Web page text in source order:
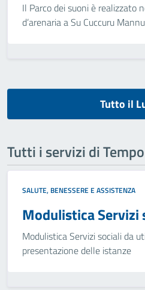
Il Parco dei suoni è realizzato
d’arenaria a Su Cuccuru
Tutto il
Tutti i servizi di
SALUTE, BENESSERE E ASSISTENZA
Modulistica Servizi
Modulistica Servizi sociali da
presentazione delle istanze